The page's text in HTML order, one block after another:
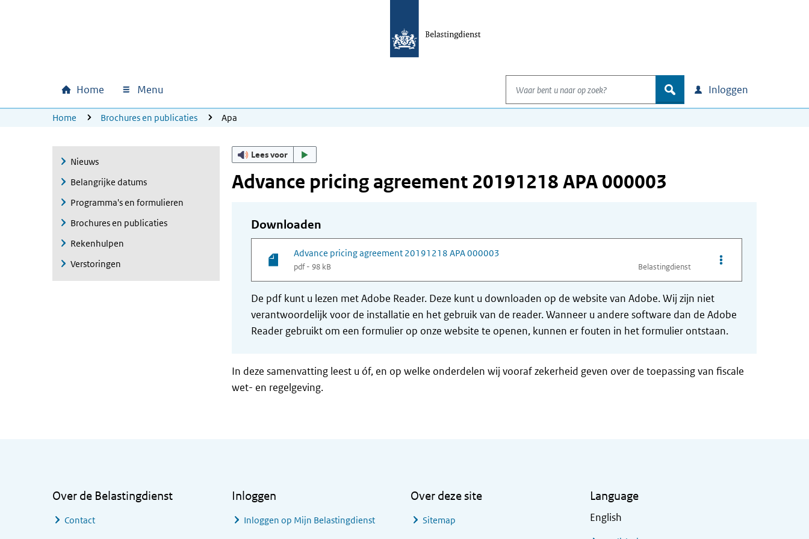
Hoofdnavigatie
Home Menu
Waar bent u naar op zoek?
zoek Inloggen
U bevindt zich hier:
Home Brochures en publicaties Apa
Nieuws
Belangrijke datums
Programma's en formulieren
Brochures en publicaties
Rekenhulpen
Verstoringen
Lees voor
Advance pricing agreement 20191218 APA 000003
Downloaden
Advance pricing agreement 20191218 APA 000003
pdf - 98 kB Belastingdienst
Opties van bestand
De pdf kunt u lezen met Adobe Reader. Deze kunt u downloaden op de website van Adobe. Wij zijn niet
verantwoordelijk voor de installatie en het gebruik van de reader. Wanneer u andere software dan de Adobe
Reader gebruikt om een formulier op onze website te openen, kunnen er fouten in het formulier ontstaan.
In deze samenvatting leest u óf, en op welke onderdelen wij vooraf zekerheid geven over de toepassing van fiscale
wet- en regelgeving.
Over de Belastingdienst
Contact
Inloggen
Inloggen op Mijn Belastingdienst
Over deze site
Sitemap
Language
English